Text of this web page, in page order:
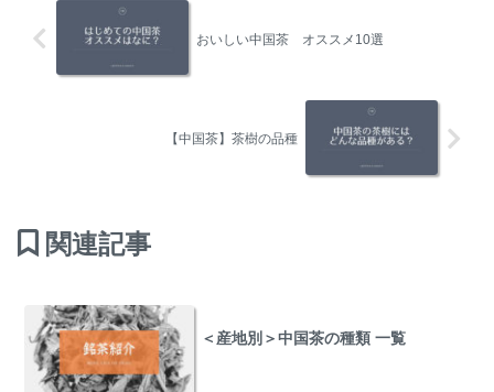
おいしい中国茶 オススメ10選
【中国茶】茶樹の品種
関連記事
＜産地別＞中国茶の種類 一覧